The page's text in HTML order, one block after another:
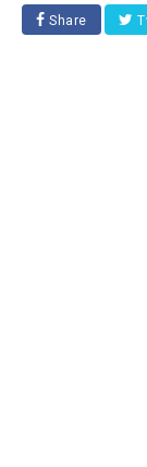
Share